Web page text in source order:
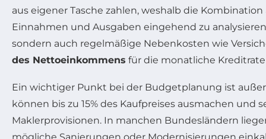
aus eigener Tasche zahlen, weshalb die
Einnahmen und Ausgaben eingehend zu
sondern auch regelmäßige Nebenkosten wie
des Nettoeinkommens für die monatliche
Ein wichtiger Punkt bei der Budgetplanung ist
können bis zu 15% des Kaufpreises ausmachen und
Maklerprovisionen. In manchen Bundesländern
mögliche Sanierungen oder Modernisierungen